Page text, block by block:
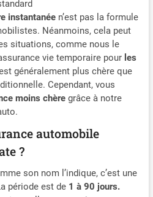
instantanéen’est pas la formule
Néanmoins, cela peut
situations, comme nous le
vie temporaire pourles
généralement plus chère que
Cependant, vous
moins chère grâce à notre
automobile
?
son nom l’indique, c’est une
période est de1 à 90 jours.